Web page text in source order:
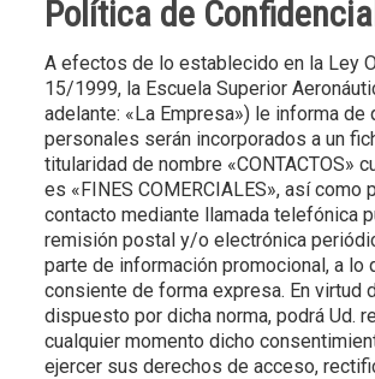
Política de
A efectos de lo establecido en la Ley
15/1999, la Escuela Superior
adelante: «La Empresa») le informa de
personales serán incorporados a un
titularidad de nombre «CONTACTOS»
es «FINES COMERCIALES», así como
contacto mediante llamada telefónica
remisión postal y/o electrónica
parte de información promocional, a lo
consiente de forma expresa. En virtud
dispuesto por dicha norma, podrá Ud.
cualquier momento dicho
ejercer sus derechos de acceso,